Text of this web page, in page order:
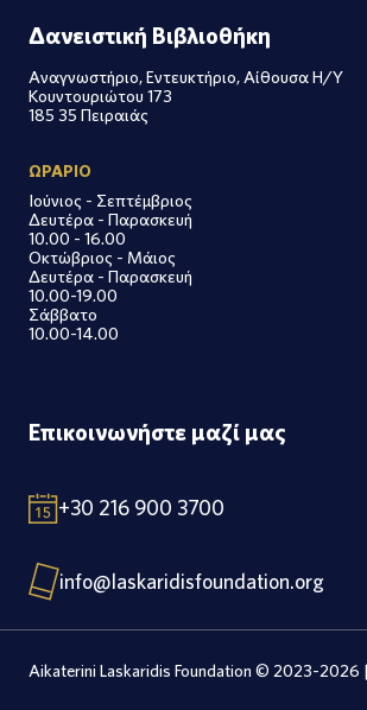
Δανειστική Βιβλιοθήκη
Αναγνωστήριο, Εντευκτήριο, Αίθουσα Η/Υ
Κουντουριώτου 173
185 35 Πειραιάς
ΩΡΑΡΙΟ
Ιούνιος - Σεπτέμβριος
Δευτέρα - Παρασκευή
10.00 - 16.00
Οκτώβριος - Μάιος
Δευτέρα - Παρασκευή
10.00-19.00
Σάββατο
10.00-14.00
Επικοινωνήστε μαζί μας
+30 216 900 3700
info@laskaridisfoundation.org
Aikaterini Laskaridis Foundation © 2023-2026